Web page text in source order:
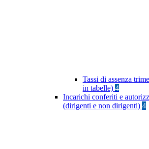
Tassi di assenza
in tabelle) 4
Incarichi conferiti e
(dirigenti e non dirigenti) 4